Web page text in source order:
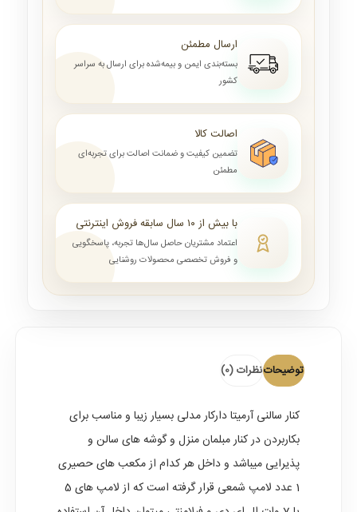
ارسال مطمئن
بسته‌بندی ایمن و بیمه‌شده برای ارسال به سراسر
کشور
اصالت کالا
تضمین کیفیت و ضمانت اصالت برای تجربه‌ای
مطمئن
با بیش از ۱۰ سال سابقه فروش اینترنتی
اعتماد مشتریان حاصل سال‌ها تجربه، پاسخگویی
و فروش تخصصی محصولات روشنایی
توضیحاتنظرات (0)
کنار سالنی آرمیتا دارکارمدلی بسیار زیبا و مناسب برای
بکاربردن در کنار مبلمان منزل و گوشه های سالن و
پذیرایی میباشد و داخل هر کدام از مکعب های حصیری
1 عدد لامپ شمعی قرار گرفته است که از لامپ های 5